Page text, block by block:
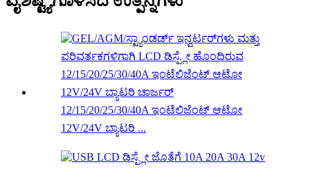
12/15/20/25/30/40A ಇಂಟೆಲಿಜೆಂಟ್ ಆಟೋ
12V/24V ಬ್ಯಾಟರಿ ...